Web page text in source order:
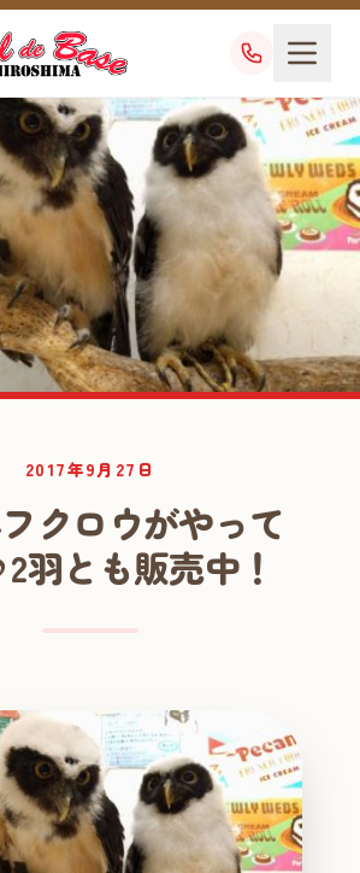
2017年9月27日
クロウがやって
羽とも販売中！